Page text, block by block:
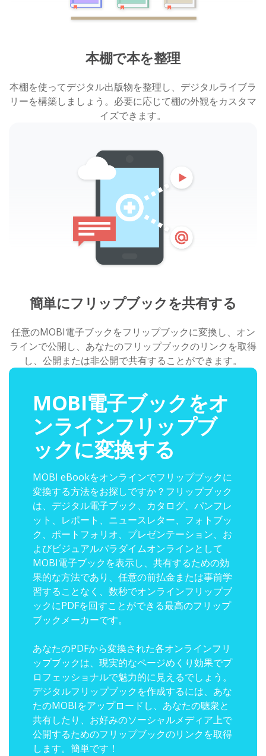
本棚で本を整理
本棚を使ってデジタル出版物を整理し、デジタルライブラ
リーを構築しましょう。必要に応じて棚の外観をカスタマ
イズできます。
簡単にフリップブックを共有する
任意のMOBI電子ブックをフリップブックに変換し、オン
ラインで公開し、あなたのフリップブックのリンクを取得
し、公開または非公開で共有することができます。
MOBI電子ブックをオ
ンラインフリップブ
ックに変換する
MOBI eBookをオンラインでフリップブックに
変換する方法をお探しですか？フリップブック
は、デジタル電子ブック、カタログ、パンフレ
ット、レポート、ニュースレター、フォトブッ
ク、ポートフォリオ、プレゼンテーション、お
よびビジュアルパラダイムオンラインとして
MOBI電子ブックを表示し、共有するための効
果的な方法であり、任意の前払金または事前学
習することなく、数秒でオンラインフリップブ
ックにPDFを回すことができる最高のフリップ
ブックメーカーです。
あなたのPDFから変換された各オンラインフリ
ップブックは、現実的なページめくり効果でプ
ロフェッショナルで魅力的に見えるでしょう。
デジタルフリップブックを作成するには、あな
たのMOBIをアップロードし、あなたの聴衆と
共有したり、お好みのソーシャルメディア上で
公開するためのフリップブックのリンクを取得
します。簡単です！